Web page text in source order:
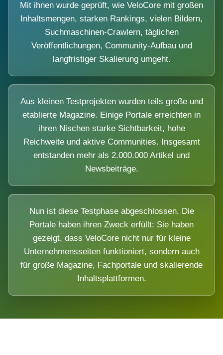
Mit ihnen wurde geprüft, wie VeloCore mit großen
Inhaltsmengen, starken Rankings, vielen Bildern,
Suchmaschinen-Crawlern, täglichen
Veröffentlichungen, Community-Aufbau und
langfristiger Skalierung umgeht.
Aus kleinen Testprojekten wurden teils große und
etablierte Magazine. Einige Portale erreichten in
ihren Nischen starke Sichtbarkeit, hohe
Reichweite und aktive Communities. Insgesamt
entstanden mehr als 2.000.000 Artikel und
Newsbeiträge.
Nun ist diese Testphase abgeschlossen. Die
Portale haben ihren Zweck erfüllt: Sie haben
gezeigt, dass VeloCore nicht nur für kleine
Unternehmensseiten funktioniert, sondern auch
für große Magazine, Fachportale und skalierende
Inhaltsplattformen.